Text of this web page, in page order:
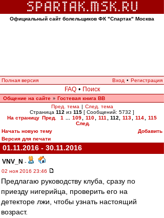
Официальный сайт болельщиков ФК "Спартак" Москва
Полная версия Вход • Регистрация
FAQ • Поиск
Общение на сайте » Гостевая книга ВВ
Пред. тема | След. тема
Страница 112 из 115 [ Сообщений: 5732 ]
На страницу Пред. 1 109 110 111 112 113 114
115
След.
Начать новую тему
Добавить
Версия для печати
01.11.2016 - 30.11.2016
VNV_N -
02 ноя 2016 23:46
Предлагаю руководству клуба, сразу по
приезду нигерийца, проверить его на
детекторе лжи, чтобы узнать настоящий
возраст.